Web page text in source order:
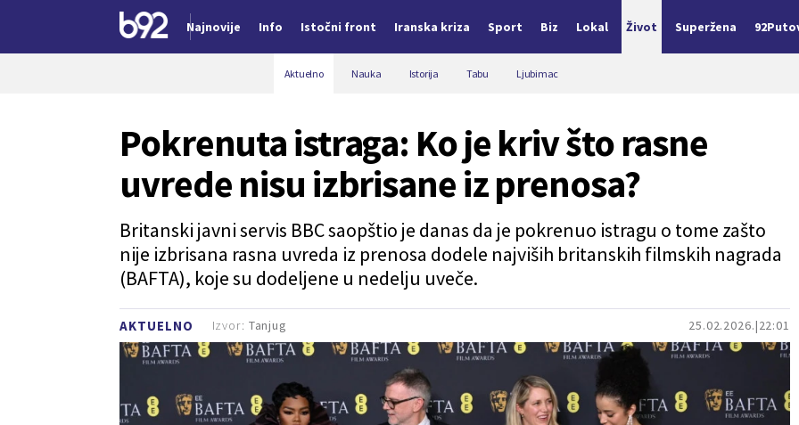
Najnovije Info Istočni front Iranska kriza Sport Biz Lokal Život Superžena
Aktuelno Nauka Istorija Tabu Ljubimac
AKTUELNO 25.02.2026. 22:01
Pokrenuta istraga: Ko je kriv što rasne
uvrede nisu izbrisane iz prenosa?
Britanski javni servis BBC saopštio je danas da je pokrenuo istragu o tome zašto
nije izbrisana rasna uvreda iz prenosa dodele najviših britanskih filmskih nagrada
(BAFTA), koje su dodeljene u nedelju uveče.
Izvor: Tanjug